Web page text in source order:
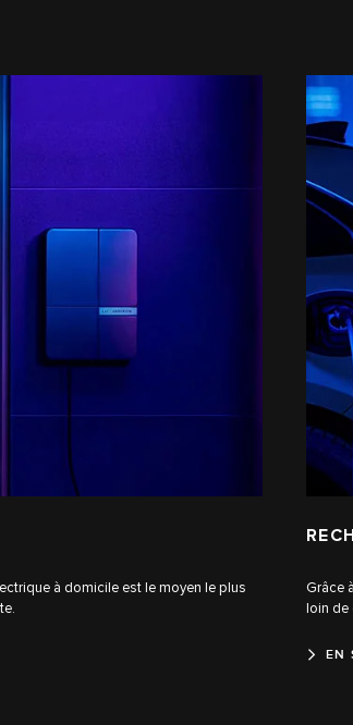
à domicile est le moyen le plus
Grâce
loin de
EN